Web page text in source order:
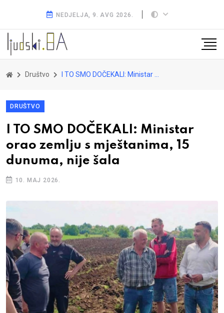
NEDJELJA, 9. AVG 2026.
Društvo I TO SMO DOČEKALI: Ministar orao zemlju s mještanima, 15 dunuma, nije šala
DRUŠTVO
I TO SMO DOČEKALI: Ministar
orao zemlju s mještanima, 15
dunuma, nije šala
10. MAJ 2026.